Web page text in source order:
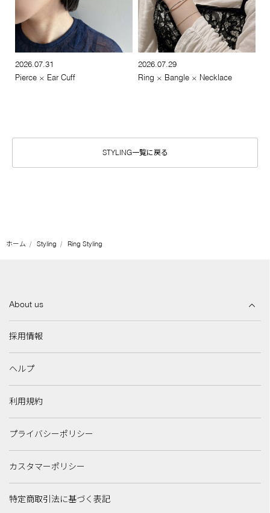
2026.07.31
Pierce × Ear Cuff
2026.07.29
Ring × Bangle × Necklace
STYLING一覧に戻る
ホーム Styling Ring Styling
About us
採用情報
ヘルプ
利用規約
プライバシーポリシー
カスタマーポリシー
特定商取引法に基づく表記